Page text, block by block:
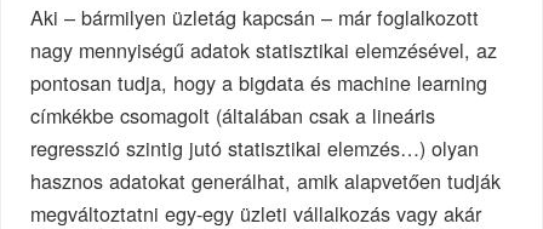
Aki – bármilyen üzletág kapcsán – már foglalkozott
nagy mennyiségű adatok statisztikai elemzésével, az
pontosan tudja, hogy a bigdata és machine learning
címkékbe csomagolt (általában csak a lineáris
regresszió szintig jutó statisztikai elemzés…) olyan
hasznos adatokat generálhat, amik alapvetően tudják
megváltoztatni egy-egy üzleti vállalkozás vagy akár